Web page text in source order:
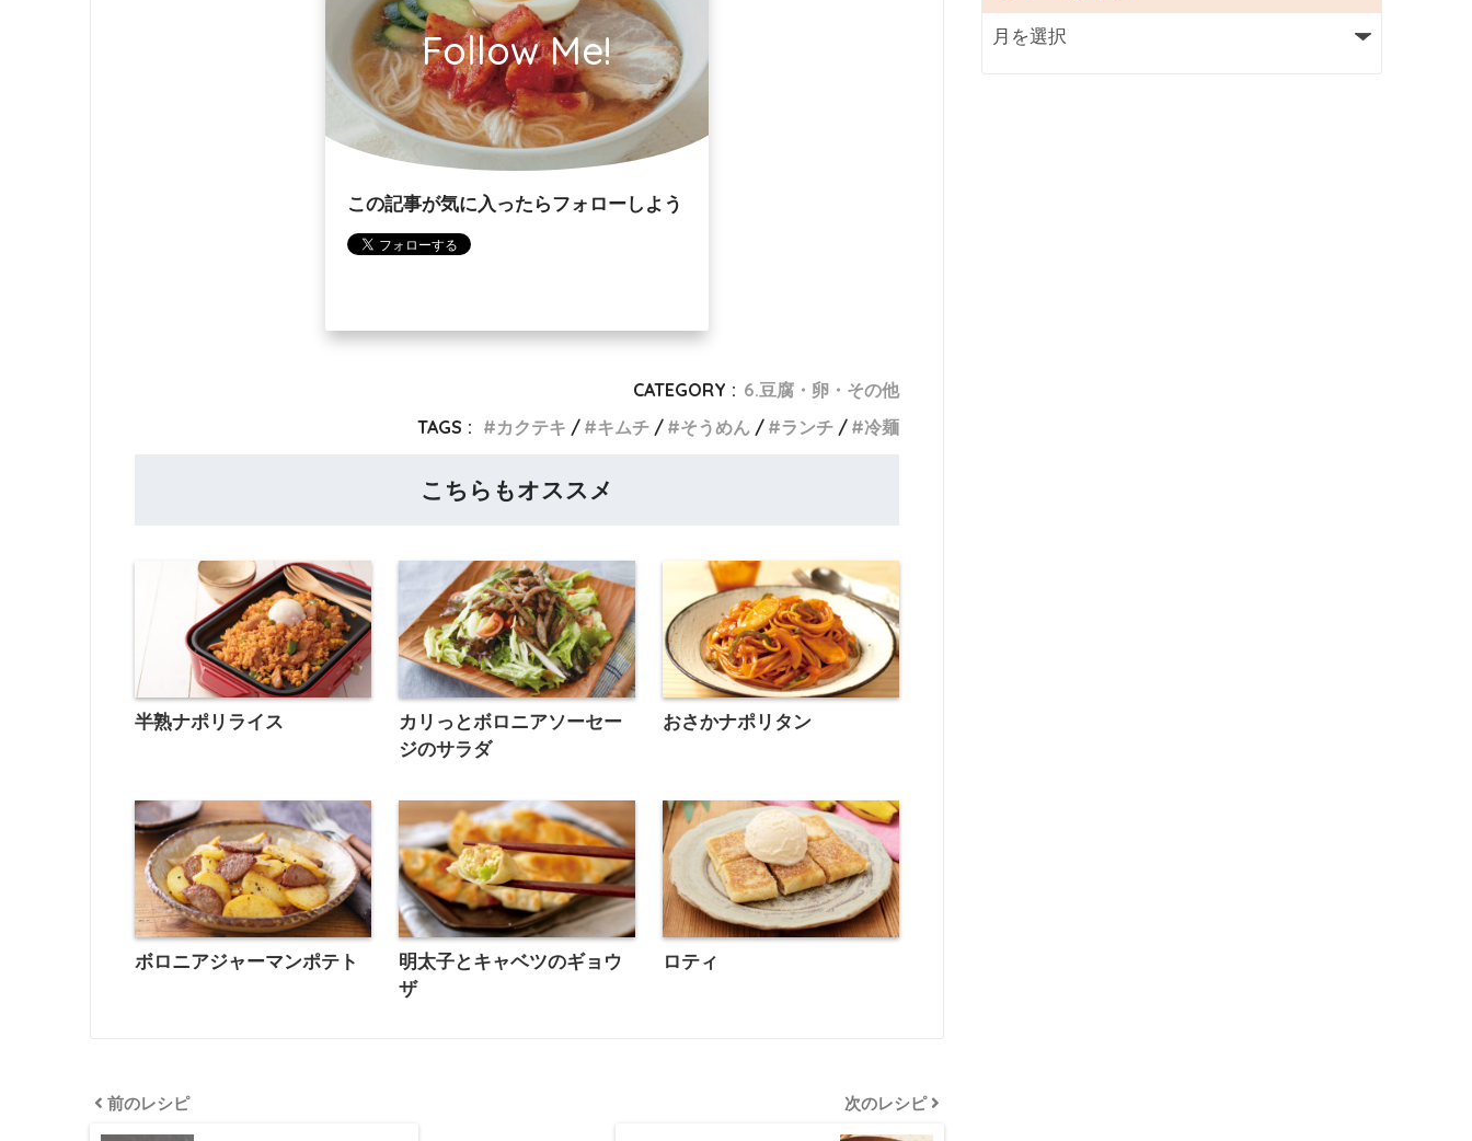
Follow Me!
この記事が気に入ったらフォローしよう
CATEGORY : 6.豆腐・卵・その他
TAGS :
カクテキ キムチ そうめん ランチ 冷麺
こちらもオススメ
半熟ナポリライス
カリっとボロニアソーセー
ジのサラダ
おさかナポリタン
ボロニアジャーマンポテト
明太子とキャベツのギョウ
ザ
ロティ
前のレシピ 次のレシピ